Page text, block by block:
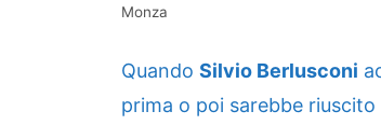
Monza
Quando Silvio Berlusconi
prima o poi sarebbe